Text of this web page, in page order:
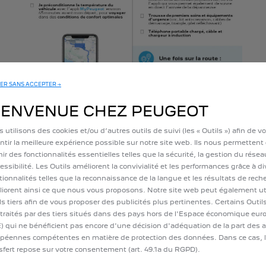
TÉLÉCHARGER LA CHECKLIST
du véhicule en temps réel, conseils pour la charge, navigation
découvrez toutes les fonctionnalités de l’appli MyPeugeot sur Peugeot.fr.
SANS ACCEPTER →
CHEZ PEUGEOT
utilisons des cookies et/ou d’autres outils de suivi (les « Outils ») afin de
la meilleure expérience possible sur notre site web. Ils nous permettent
des fonctionnalités essentielles telles que la sécurité, la gestion du
Les Outils améliorent la convivialité et les performances grâce à
telles que la reconnaissance de la langue et les résultats de
ainsi ce que nous vous proposons. Notre site web peut également
tiers afin de vous proposer des publicités plus pertinentes. Certains
par des tiers situés dans des pays hors de l'Espace économique
qui ne bénéficient pas encore d'une décision d'adéquation de la part des
compétentes en matière de protection des données. Dans ce cas,
repose sur votre consentement (art. 49.1a du RGPD).